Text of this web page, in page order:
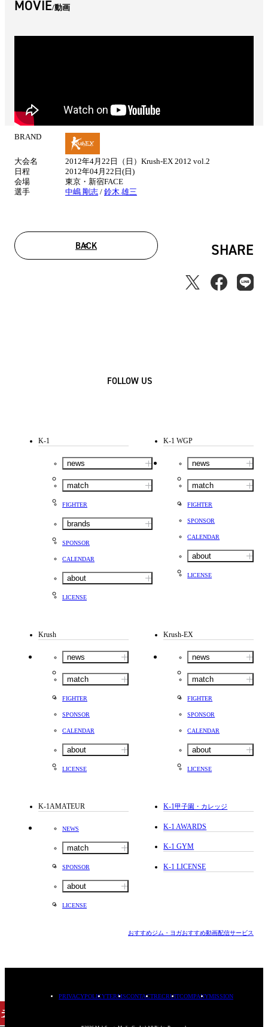
MOVIE 動画
BRAND
大会名
2012年4月22日（日）Krush-EX 2012 vol.2
日程
2012年04月22日(日)
会場
東京・新宿FACE
選手
中嶋 剛志 / 鈴木 雄三
BACK SHARE
チケット
FOLLOW US
K-1
news
match
FIGHTER
brands
SPONSOR
CALENDAR
about
LICENSE
K-1 WGP
news
match
FIGHTER
SPONSOR
CALENDAR
about
LICENSE
Krush
news
match
FIGHTER
SPONSOR
CALENDAR
about
LICENSE
Krush-EX
news
match
FIGHTER
SPONSOR
CALENDAR
about
LICENSE
K-1AMATEUR
NEWS
match
SPONSOR
about
LICENSE
K-1甲子園・カレッジ
K-1 AWARDS
K-1 GYM
K-1 LICENSE
おすすめジム・ヨガおすすめ動画配信サービス
PRIVACYPOLICYTERMSCONTACTRECRUITCOMPANYMISSION